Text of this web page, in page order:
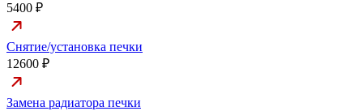
5400 ₽
Снятие/установка печки
12600 ₽
Замена радиатора печки